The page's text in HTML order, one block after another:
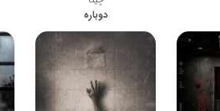
دوباره